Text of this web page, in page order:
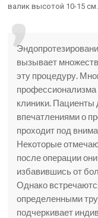
валик высотой 10-15 см.
вызывает
эту процедуру.
профессионализма
клиники.
впечатлениями о
проходит под
Некоторые
после операции
избавившись от
Однако
определенными
подчеркивает